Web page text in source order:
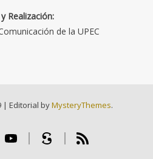
Realización:
de la UPEC
| Editorial byMysteryThemes.
Youtube Scribd RSS